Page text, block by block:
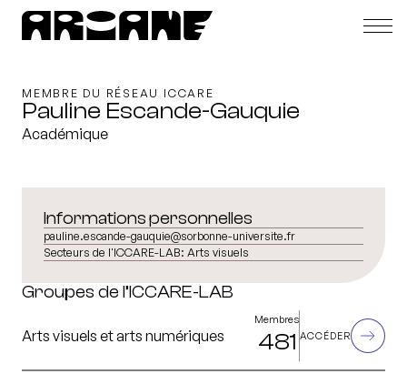
MEMBRE DU RÉSEAU ICCARE
Pauline Escande-Gauquie
Académique
Informations personnelles
pauline.escande-gauquie@sorbonne-universite.fr
Secteurs de l'ICCARE-LAB: Arts visuels
Groupes de l’ICCARE-LAB
Arts visuels et arts numériques
Membres
481 ACCÉDER